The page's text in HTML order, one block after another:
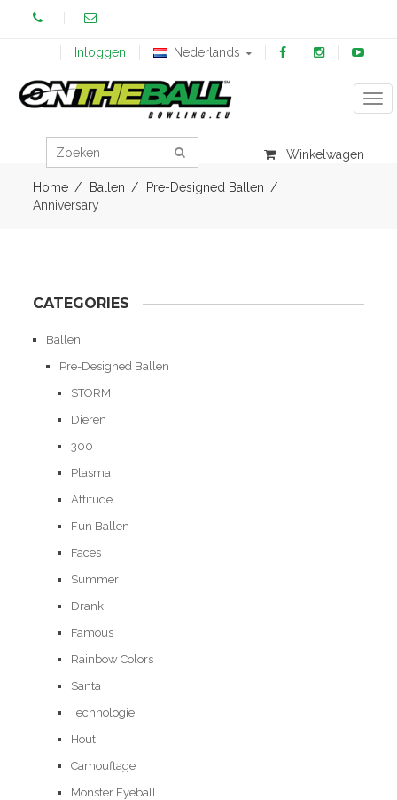
Inloggen Nederlands
Winkelwagen
Home Ballen
Pre-Designed Ballen
Anniversary
CATEGORIES
Ballen
Pre-Designed Ballen
STORM
Dieren
300
Plasma
Attitude
Fun Ballen
Faces
Summer
Drank
Famous
Rainbow Colors
Santa
Technologie
Hout
Camouflage
Monster Eyeball